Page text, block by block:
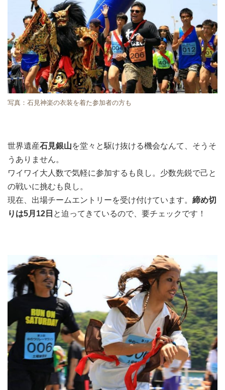
写真：石見神楽の衣装を着た参加者の方も
世界遺産石見銀山を堂々と駆け抜ける機会なんて、そうそ
うありません。
ワイワイ大人数で気軽に参加するも良し。少数先鋭で己と
の戦いに挑むも良し。
現在、出場チームエントリーを受け付けています。 締め切
りは5月12日 と迫ってきているので、要チェックです！